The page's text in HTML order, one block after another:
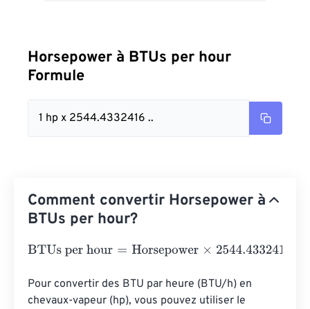
Horsepower à BTUs per hour
Formule
1 hp x 2544.4332416 ..
Comment convertir Horsepower à
BTUs per hour?
BTUs per hour=Horsepower×2544.4332416
Pour convertir des BTU par heure (BTU/h) en
chevaux-vapeur (hp), vous pouvez utiliser le